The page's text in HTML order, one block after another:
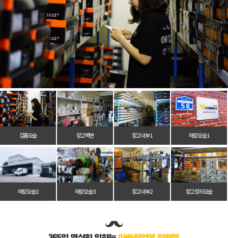
검품모습 창고벽면 창고 내부 1 매장 모습 1
매장 모습 2 매장 모습 3 창고 내부 2 창고 정리 모습